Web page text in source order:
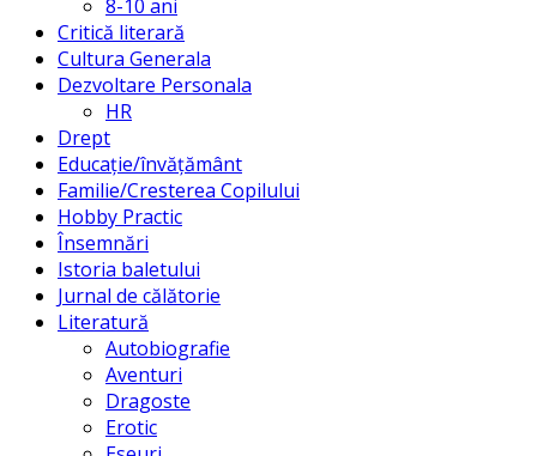
8-10 ani
Critică literară
Cultura Generala
Dezvoltare Personala
HR
Drept
Educație/învățământ
Familie/Cresterea Copilului
Hobby Practic
Însemnări
Istoria baletului
Jurnal de călătorie
Literatură
Autobiografie
Aventuri
Dragoste
Erotic